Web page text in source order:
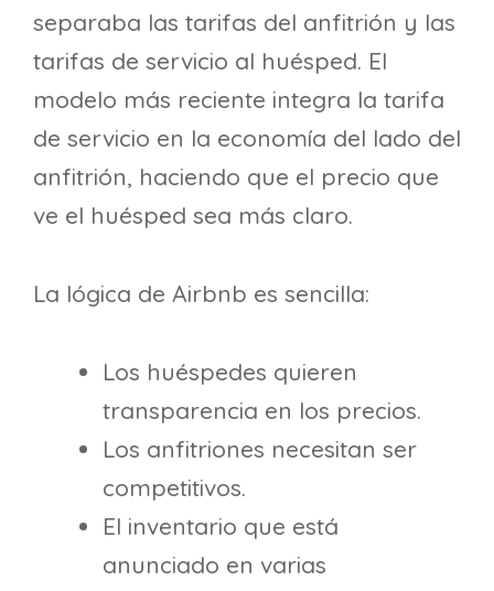
separaba las tarifas del anfitrión y las
tarifas de servicio al huésped. El
modelo más reciente integra la tarifa
de servicio en la economía del lado del
anfitrión, haciendo que el precio que
ve el huésped sea más claro.
La lógica de Airbnb es sencilla:
Los huéspedes quieren
transparencia en los precios.
Los anfitriones necesitan ser
competitivos.
El inventario que está
anunciado en varias